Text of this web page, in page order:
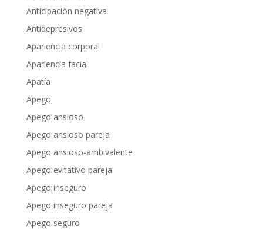
Anticipación negativa
Antidepresivos
Apariencia corporal
Apariencia facial
Apatía
Apego
Apego ansioso
Apego ansioso pareja
Apego ansioso-ambivalente
Apego evitativo pareja
Apego inseguro
Apego inseguro pareja
Apego seguro